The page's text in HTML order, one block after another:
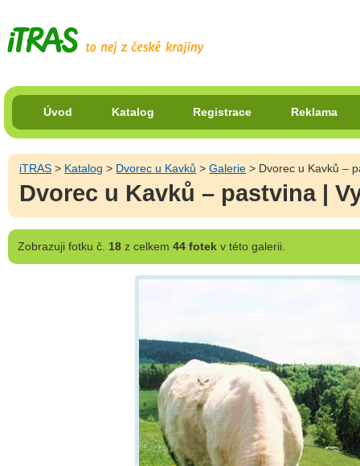
Úvod Katalog Registrace Reklama
iTRAS > Katalog > Dvorec u Kavků >Galerie > Dvorec u Kavků –
Dvorec u Kavků – pastvina |
Zobrazujifotku č. 18z celkem 44 fotekv této galerii.